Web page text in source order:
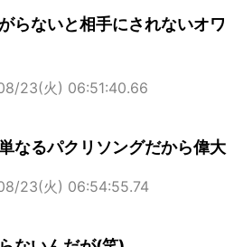
らないと相手にされないオワ
23(火) 06:51:40.66
なるパクリソングだから偉大
23(火) 06:54:55.74